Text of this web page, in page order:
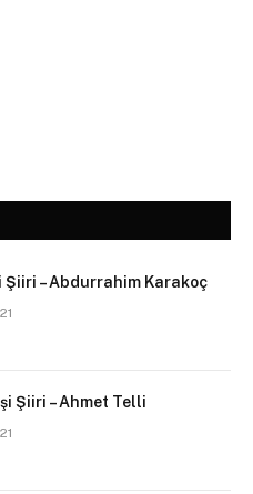
Şiiri – Abdurrahim Karakoç
Şiiri – Ahmet Telli